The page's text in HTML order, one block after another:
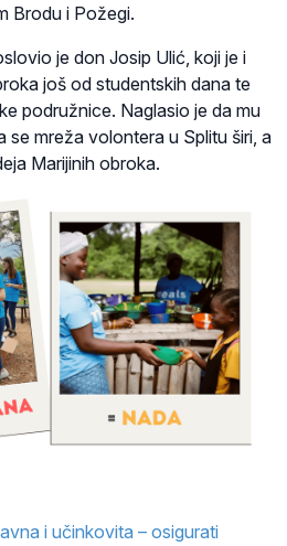
Brodu i Požegi.
je don Josip Ulić, koji je i
još od studentskih dana te
podružnice. Naglasio je da mu
se mreža volontera u Splitu širi, a
Marijinih obroka.
i učinkovita – osigurati